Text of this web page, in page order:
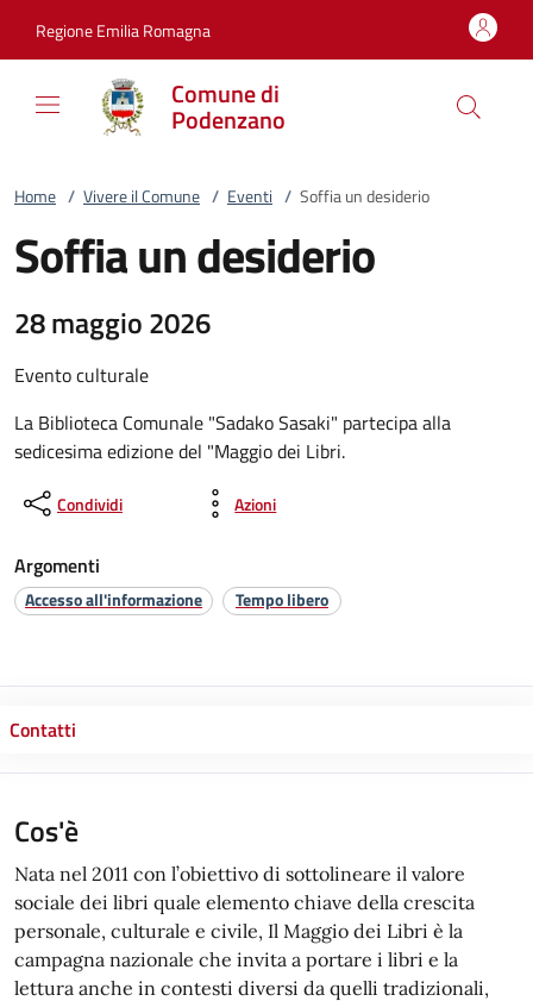
Regione Emilia Romagna
Comune di
Podenzano
Home / Vivere il Comune / Eventi / Soffia un desiderio
Soffia un desiderio
28 maggio 2026
Evento culturale
La Biblioteca Comunale "Sadako Sasaki" partecipa alla
sedicesima edizione del "Maggio dei Libri.
Condividi Azioni
Argomenti
Accesso all'informazione Tempo libero
Contatti
Cos'è
Nata nel 2011 con l’obiettivo di sottolineare il valore
sociale dei libri quale elemento chiave della crescita
personale, culturale e civile, Il Maggio dei Libri è la
campagna nazionale che invita a portare i libri e la
lettura anche in contesti diversi da quelli tradizionali,